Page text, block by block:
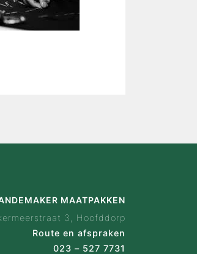
MAATPAKKEN
3, Hoofddorp
Route en afspraken
023 – 527 7731